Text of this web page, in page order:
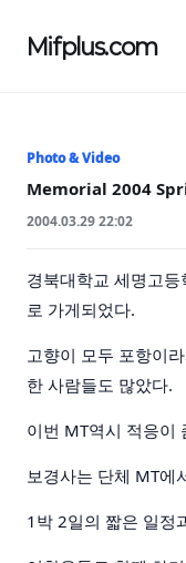
Mifplus.com
Photo & Video
Memorial 2004
2004.03.29 22:02
경북대학교 세명고
로 가게되었다.
고향이 모두 포항이
한 사람들도 많았다.
이번 MT역시 적응이
보경사는 단체 MT에
1박 2일의 짧은 일정